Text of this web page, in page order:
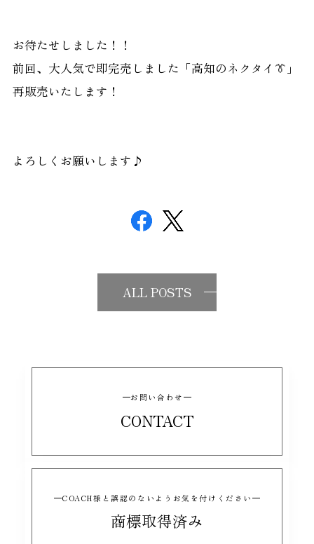
お待たせしました！！
前回、大人気で即完売しました「高知のネクタイ👔」
再販売いたします！
よろしくお願いします♪
ALL POSTS
お問い合わせ
CONTACT
COACH様と誤認のないようお気を付けください
商標取得済み